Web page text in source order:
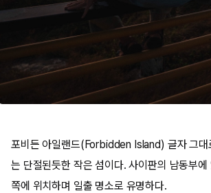
포비든 아일랜드(Forbidden Island) 글자 그대
는 단절된듯한 작은 섬이다. 사이판의 남동부에
쪽에 위치하며 일출 명소로 유명하다.